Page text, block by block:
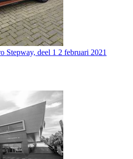
Stepway, deel 1 2 februari 2021